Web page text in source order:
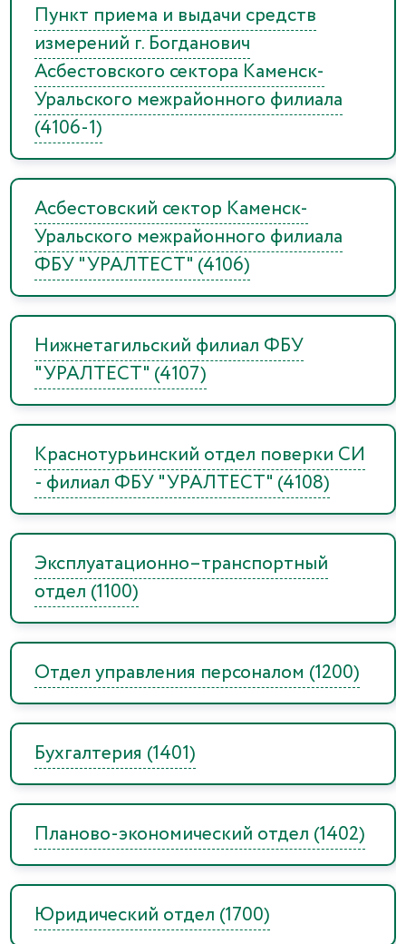
Пункт приема и выдачи средств
измерений г. Богданович
Асбестовского сектора Каменск-
Уральского межрайонного филиала
(4106-1)
Асбестовский сектор Каменск-
Уральского межрайонного филиала
ФБУ "УРАЛТЕСТ" (4106)
Нижнетагильский филиал ФБУ
"УРАЛТЕСТ" (4107)
Краснотурьинский отдел поверки СИ
- филиал ФБУ "УРАЛТЕСТ" (4108)
Эксплуатационно–транспортный
отдел (1100)
Отдел управления персоналом (1200)
Бухгалтерия (1401)
Планово-экономический отдел (1402)
Юридический отдел (1700)